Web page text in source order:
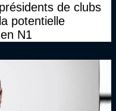
de clubs
potentielle
N1